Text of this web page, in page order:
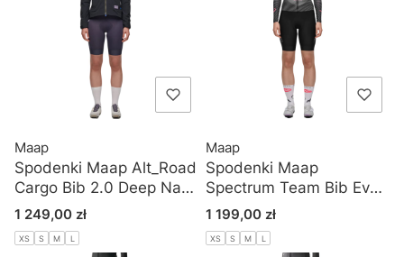
Spodenki Maap Alt_Road
Cargo Bib 2.0 Deep Navy
Women
Maap
Cena
1 249,00 zł
XS S M L
Spodenki Maap
Spectrum Team Bib Evo
Cargo
BLACK/HOLOGRAM
Women
Maap
Cena
1 199,00 zł
XS S M L